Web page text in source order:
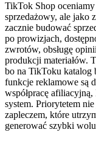
TikTok Shop
sprzedażowy, ale jako
zacznie budować
po prowizjach,
zwrotów, obsługę
produkcji materiałów.
bo na TikToku katalog
funkcje reklamowe są
współpracę
system. Priorytetem
zapleczem, które
generować szybki